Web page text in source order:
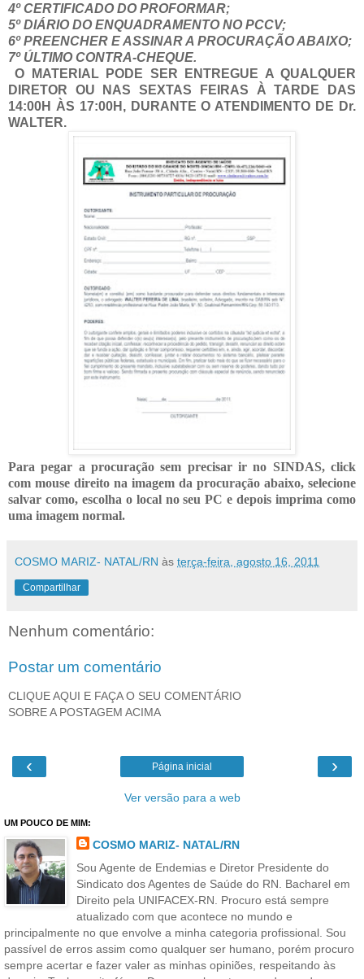
4º CERTIFICADO DO PROFORMAR;
5º DIÁRIO DO ENQUADRAMENTO NO PCCV;
6º PREENCHER E ASSINAR A PROCURAÇÃO ABAIXO;
7º ÚLTIMO CONTRA-CHEQUE.
O MATERIAL PODE SER ENTREGUE A QUALQUER
DIRETOR OU NAS SEXTAS FEIRAS À TARDE DAS
14:00H ÀS 17:00H, DURANTE O ATENDIMENTO DE Dr.
WALTER.
Para pegar a procuração sem precisar ir no SINDAS, click
com mouse direito na imagem da procuração abaixo, selecione
salvar como, escolha o local no seu PC e depois imprima como
uma imagem normal.
COSMO MARIZ- NATAL/RN às terça-feira, agosto 16, 2011
Compartilhar
Nenhum comentário:
Postar um comentário
CLIQUE AQUI E FAÇA O SEU COMENTÁRIO
SOBRE A POSTAGEM ACIMA
‹ ›
Página inicial
Ver versão para a web
UM POUCO DE MIM:
COSMO MARIZ- NATAL/RN
Sou Agente de Endemias e Diretor Presidente do
Sindicato dos Agentes de Saúde do RN. Bacharel em
Direito pela UNIFACEX-RN. Procuro está sempre
atualizado com que acontece no mundo e
principalmente no que envolve a minha categoria profissional. Sou
passível de erros assim como qualquer ser humano, porém procuro
sempre acertar e fazer valer as minhas opiniões, respeitando às